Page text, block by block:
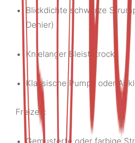
Blickdichte schwarze
Denier)
Knielanger Bleistiftrock
Klassische Pumps oder
Freizeit:
Gemusterte oder farbige